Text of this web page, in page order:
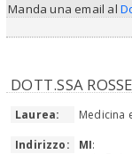
Manda una email al
DOTT.SSA
Laurea:
Medicina
Indirizzo:
MI: